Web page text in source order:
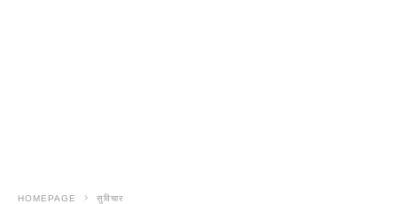
HOMEPAGE सुविचार